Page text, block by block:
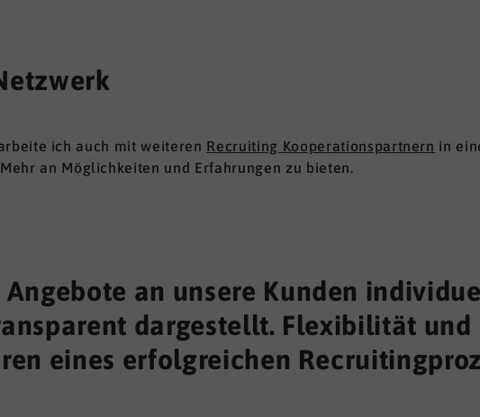
ich auch mit weiteren Recruiting Kooperationspartnern in
an Möglichkeiten und Erfahrungen zu bieten.
an unsere Kunden
dargestellt. Flexibilität
eines erfolgreichen